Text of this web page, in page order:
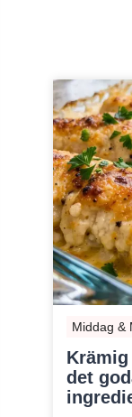
Middag &
det